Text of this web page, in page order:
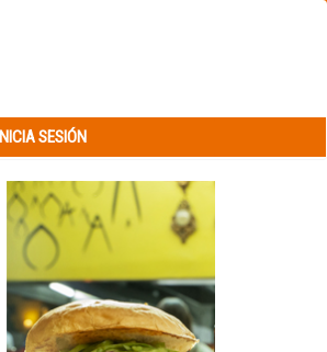
INICIA SESIÓN